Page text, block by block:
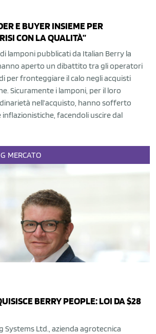
E BUYER INSIEME PER
CON LA QUALITÀ”
lamponi pubblicati da Italian Berry la
aperto un dibattito tra gli operatori
per fronteggiare il calo negli acquisti
Sicuramente i lamponi, per il loro
nell’acquisto, hanno sofferto
facendoli uscire dal
MERCATO
BERRY PEOPLE: LOI DA $28
Systems Ltd., azienda agrotecnica